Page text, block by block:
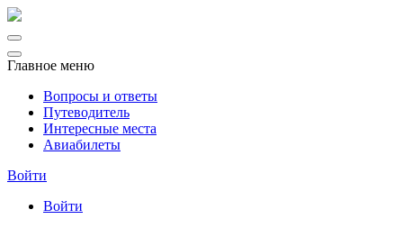
Главное меню
Вопросы и ответы
Путеводитель
Интересные места
Авиабилеты
Войти
Войти